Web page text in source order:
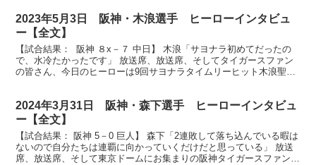
2023年5月3日 阪神・木浪選手 ヒーローインタビュ
ー【全文】
【試合結果： 阪神 ８x－７ 中日】 木浪「サヨナラ初めてだったの
で、水冷たかったです」 放送席、放送席、そしてタイガースファン
の皆さん、今日のヒーローは9回サヨナラタイムリーヒット木浪聖也
2024年3月31日 阪神・森下選手 ヒーローインタビュ
ー【全文】
【試合結果： 阪神 5－0 巨人】 森下「2連敗して落ち込んでいる暇は
ないので自分たちは連覇に向かっていくだけだと思っている」 放送
席、放送席、そして東京ドームにお集まりの阪神タイガースファンの